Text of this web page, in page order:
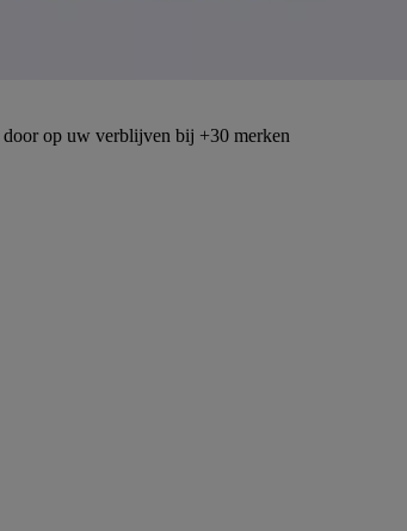
door op uw verblijven bij +30 merken